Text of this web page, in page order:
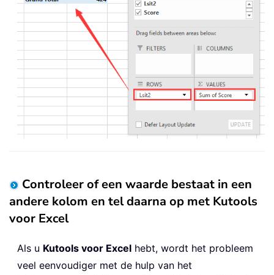
Controleer of een waarde bestaat in een
andere kolom en tel daarna op met Kutools
voor Excel
Als u Kutools voor Excel hebt, wordt het probleem
veel eenvoudiger met de hulp van het